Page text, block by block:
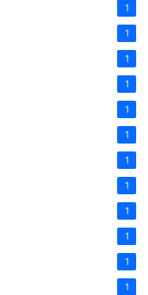
1
1
1
1
1
1
1
1
1
1
1
1